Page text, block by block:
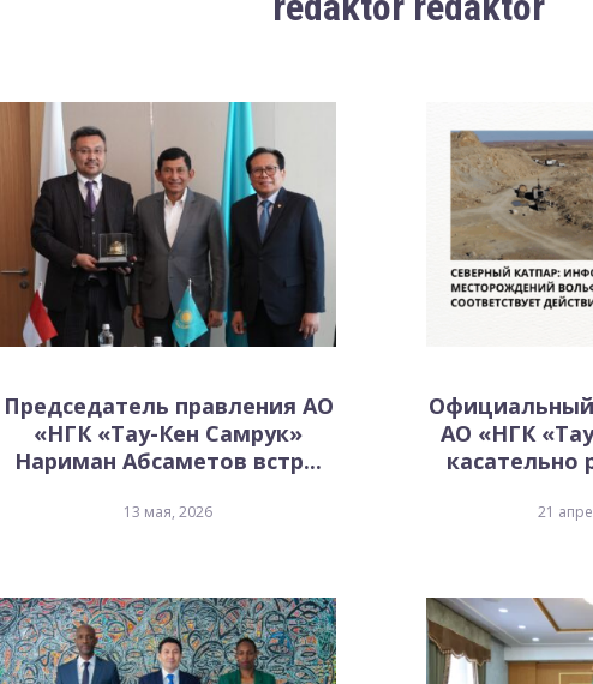
Председатель правления АО
«НГК «Тау-Кен Самрук»
Нариман Абсаметов встр...
13 мая, 2026
АО «НГК
касательно
21